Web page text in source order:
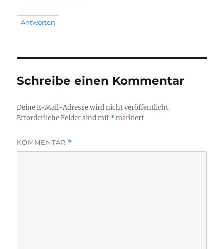
Antworten
Schreibe einen Kommentar
Deine E-Mail-Adresse wird nicht veröffentlicht.
Erforderliche Felder sind mit *markiert
KOMMENTAR *